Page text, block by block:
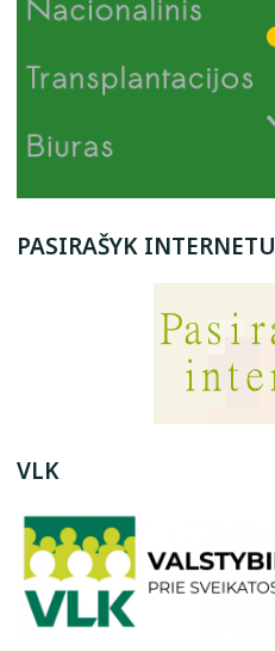
PASIRAŠYK INTERNETU
VLK